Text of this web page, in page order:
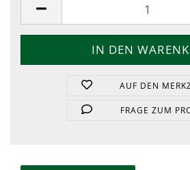
AUF DEN
FRAGE ZUM